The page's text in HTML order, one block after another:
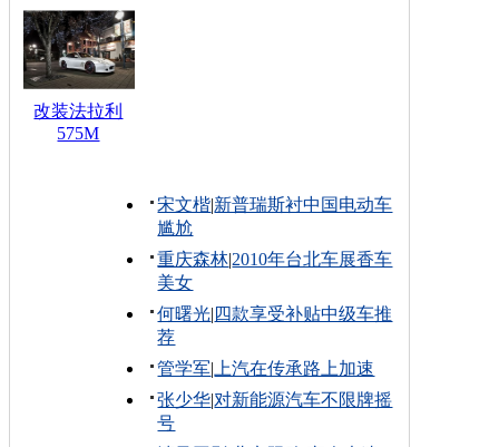
改装法拉利
575M
宋文楷|新普瑞斯衬中国电动车
尴尬
重庆森林|2010年台北车展香车
美女
何曙光| 四款享受补贴中级车推
荐
管学军| 上汽在传承路上加速
张少华|对新能源汽车不限牌摇
号